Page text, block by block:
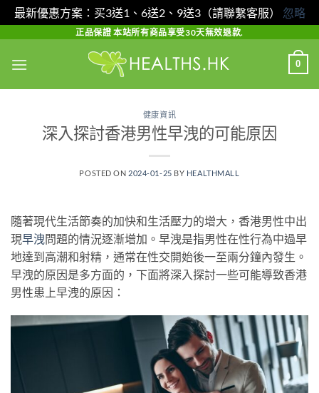
最新優惠方案：买3送1、6送2、9送3（請聯繫客服） 忽略
content
正品保證 本站所有商品享受30天無效退款.
0
健康資訊
深入探討香港男性早洩的可能原因
POSTED ON 2024-01-25 BY HEALTHMALL
隨著現代生活節奏的加快和生活壓力的增大，香港男性中出
現早洩問題的情況逐漸增加。早洩是指男性在性行為中過早
地達到高潮和射精，通常在性交開始後一至兩分鐘內發生。
早洩的原因是多方面的，下面將深入探討一些可能導致香港
男性患上早洩的原因：